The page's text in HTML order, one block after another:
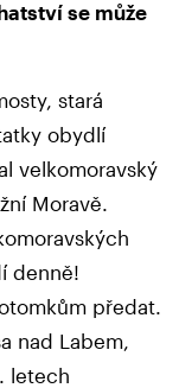
se může
stará
obydlí
velkomoravský
Moravě.
denně!
předat.
nad Labem,
letech